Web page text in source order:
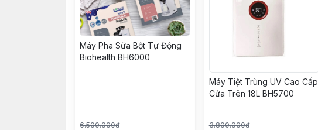
Máy Pha Sữa Bột Tự Động
Biohealth BH6000
6.500.000đ
Máy Tiệt Trùng UV Cao Cấp
Cửa Trên 18L BH5700
3.800.000đ